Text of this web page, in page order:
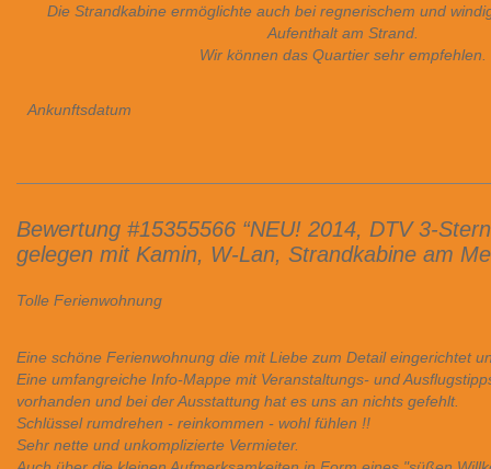
Die Strandkabine ermöglichte auch bei regnerischem und
Aufenthalt am Strand.
Wir können das Quartier sehr empfehlen.
Ankunftsdatum
Bewertung #15355566 “NEU! 2014, DTV 3-
gelegen mit Kamin, W-Lan, Strandkabine am
Tolle Ferienwohnung
Eine schöne Ferienwohnung die mit Liebe zum Detail eingerichtet
Eine umfangreiche Info-Mappe mit Veranstaltungs- und
vorhanden und bei der Ausstattung hat es uns an nichts gefehlt.
Schlüssel rumdrehen - reinkommen - wohl fühlen !!
Sehr nette und unkomplizierte Vermieter.